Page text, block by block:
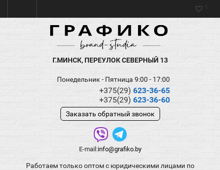
Г.МИНСК, ПЕРЕУЛОК СЕВЕРНЫЙ 13
Понедельник - Пятница 9:00 - 17:00
+375(29) 623-36-65
+375(29) 623-36-60
Заказать обратный звонок
E-mail:info@grafiko.by
Работаем только оптом с юридическими лицами по